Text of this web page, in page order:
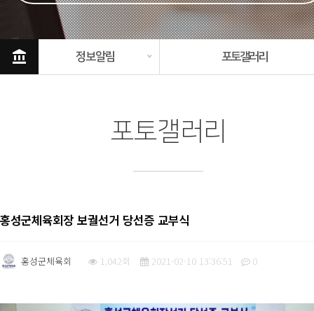
account_balance 정보알림 포토갤러리
포토갤러리
홍성군체육회장 보궐선거 당선증 교부식
홍성군체육회 1,042회 2021-02-10 13:36:51 0